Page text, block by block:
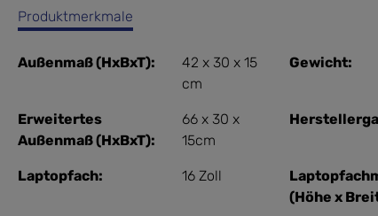
Produktmerkmale
Außenmaß (HxBxT):
42 x 30 x 15
cm
Gewicht:
Erweitertes
Außenmaß (HxBxT):
66 x 30 x
15cm
Laptopfach: 16 Zoll
(Höhe x